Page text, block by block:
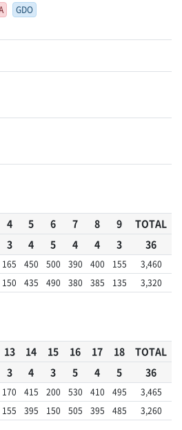
GDO
4 5 6 7 8 9
TOTAL
3 4 5 4 4 3 36
165 450 500 390 400 155
3,460
150 435 490 380 385 135 3,320
13 14 15 16 17 18
TOTAL
3 4 3 5 4 5 36
170 415 200 530 410 495
3,465
155 395 150 505 395 485 3,260